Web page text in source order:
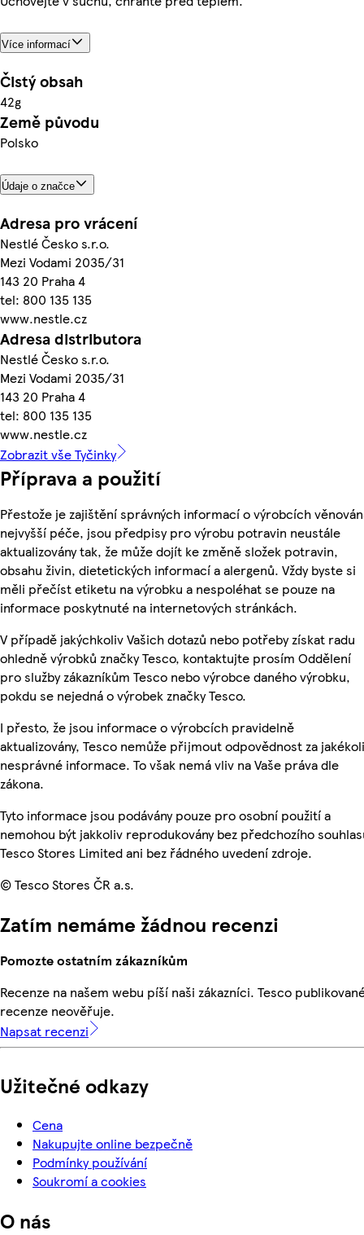
Více informací
Čistý obsah
42g
Země původu
Polsko
Údaje o značce
Adresa pro vrácení
Nestlé Česko s.r.o.
Mezi Vodami 2035/31
143 20 Praha 4
tel: 800 135 135
www.nestle.cz
Adresa distributora
Nestlé Česko s.r.o.
Mezi Vodami 2035/31
143 20 Praha 4
tel: 800 135 135
www.nestle.cz
Zobrazit vše Tyčinky
Příprava a použití
Přestože je zajištění správných informací o výrobcích
nejvyšší péče, jsou předpisy pro výrobu potravin neustále
aktualizovány tak, že může dojít ke změně složek potravin,
obsahu živin, dietetických informací a alergenů. Vždy byste si
měli přečíst etiketu na výrobku a nespoléhat se pouze na
informace poskytnuté na internetových stránkách.
V případě jakýchkoliv Vašich dotazů nebo potřeby získat radu
ohledně výrobků značky Tesco, kontaktujte prosím Oddělení
pro služby zákazníkům Tesco nebo výrobce daného výrobku,
pokdu se nejedná o výrobek značky Tesco.
I přesto, že jsou informace o výrobcích pravidelně
aktualizovány, Tesco nemůže přijmout odpovědnost za
nesprávné informace. To však nemá vliv na Vaše práva dle
zákona.
Tyto informace jsou podávány pouze pro osobní použití a
nemohou být jakkoliv reprodukovány bez předchozího
Tesco Stores Limited ani bez řádného uvedení zdroje.
© Tesco Stores ČR a.s.
Zatím nemáme žádnou recenzi
Pomozte ostatním zákazníkům
Recenze na našem webu píší naši zákazníci. Tesco
recenze neověřuje.
Napsat recenzi
Užitečné odkazy
Cena
Nakupujte online bezpečně
Podmínky používání
Soukromí a cookies
O nás